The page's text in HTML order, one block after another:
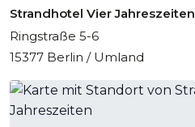
Strandhotel Vier Jahreszeiten
Ringstraße 5-6
15377 Berlin / Umland